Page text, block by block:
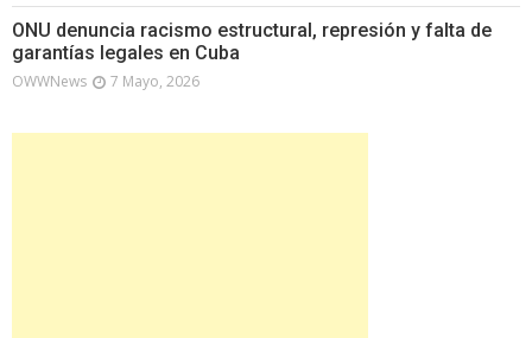
ONU denuncia racismo estructural, represión y falta de
garantías legales en Cuba
OWWNews 7 Mayo, 2026